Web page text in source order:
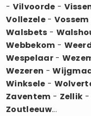
- Vilvoorde -
Vollezele- Vossem
Walsbets -
Webbekom -
Wespelaar-
Wezeren -
Winksele -
Zaventem - Zellik -
Zoutleeuw...